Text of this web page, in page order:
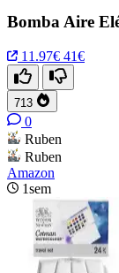
Bomba Aire
11.97€ 41€
713
0
Ruben
Ruben
Amazon
1sem